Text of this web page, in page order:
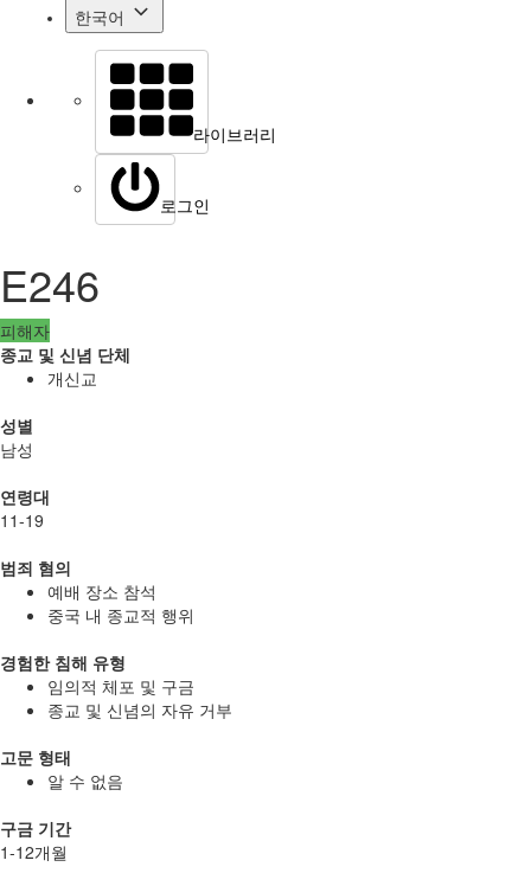
한국어
라이브러리
로그인
E246
피해자
종교 및 신념 단체
개신교
성별
남성
연령대
11-19
범죄 혐의
예배 장소 참석
중국 내 종교적 행위
경험한 침해 유형
임의적 체포 및 구금
종교 및 신념의 자유 거부
고문 형태
알 수 없음
구금 기간
1-12개월